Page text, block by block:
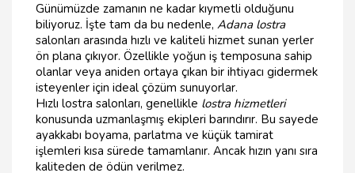
Günümüzde zamanın ne kadar kıymetli olduğunu
biliyoruz. İşte tam da bu nedenle, Adana lostra
salonları arasında hızlı ve kaliteli hizmet sunan yerler
ön plana çıkıyor. Özellikle yoğun iş temposuna sahip
olanlar veya aniden ortaya çıkan bir ihtiyacı gidermek
isteyenler için ideal çözüm sunuyorlar.
Hızlı lostra salonları, genellikle lostra hizmetleri
konusunda uzmanlaşmış ekipleri barındırır. Bu sayede
ayakkabı boyama, parlatma ve küçük tamirat
işlemleri kısa sürede tamamlanır. Ancak hızın yanı sıra
kaliteden de ödün verilmez.